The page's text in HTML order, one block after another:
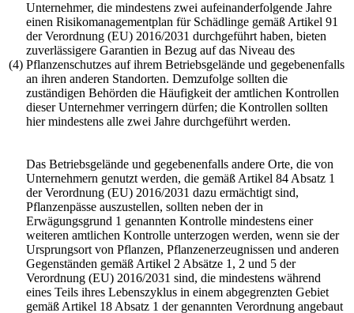
(4)
Unternehmer, die mindestens zwei aufeinanderfolgende Jahre
einen Risikomanagementplan für Schädlinge gemäß Artikel 91
derVerordnung (EU) 2016/2031 durchgeführt haben, bieten
zuverlässigere Garantien in Bezug auf das Niveau des
Pflanzenschutzes auf ihrem Betriebsgelände und gegebenenfalls
an ihren anderen Standorten. Demzufolge sollten die
zuständigen Behörden die Häufigkeit der amtlichen Kontrollen
dieser Unternehmer verringern dürfen; die Kontrollen sollten
hier mindestens alle zwei Jahre durchgeführt werden.
Das Betriebsgelände und gegebenenfalls andere Orte, die von
Unternehmern genutzt werden, die gemäß Artikel 84 Absatz 1
derVerordnung (EU) 2016/2031 dazu ermächtigt sind,
Pflanzenpässe auszustellen, sollten neben der in
Erwägungsgrund 1 genannten Kontrolle mindestens einer
weiteren amtlichen Kontrolle unterzogen werden, wenn sie der
Ursprungsort von Pflanzen, Pflanzenerzeugnissen und anderen
Gegenständen gemäß Artikel 2 Absätze 1, 2 und 5 der
Verordnung (EU) 2016/2031 sind, die mindestens während
eines Teils ihres Lebenszyklus in einem abgegrenzten Gebiet
gemäß Artikel 18 Absatz 1 der genannten Verordnung angebaut